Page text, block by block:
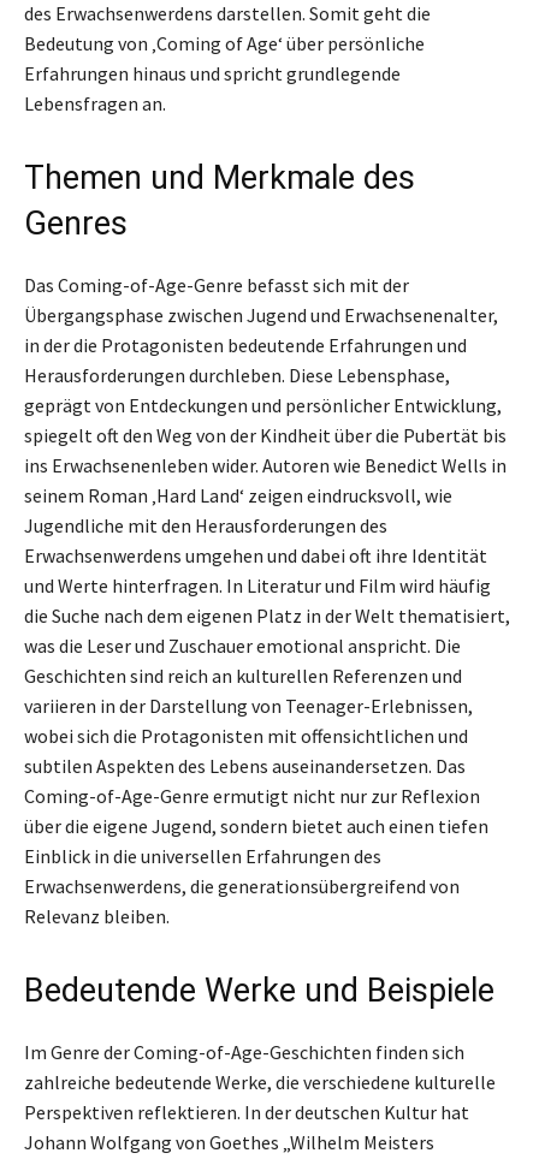
des Erwachsenwerdens darstellen. Somit geht die
Bedeutung von ‚Coming of Age‘ über persönliche
Erfahrungen hinaus und spricht grundlegende
Lebensfragen an.
Themen und Merkmale des
Genres
Das Coming-of-Age-Genre befasst sich mit der
Übergangsphase zwischen Jugend und Erwachsenenalter,
in der die Protagonisten bedeutende Erfahrungen und
Herausforderungen durchleben. Diese Lebensphase,
geprägt von Entdeckungen und persönlicher Entwicklung,
spiegelt oft den Weg von der Kindheit über die Pubertät bis
ins Erwachsenenleben wider. Autoren wie Benedict Wells in
seinem Roman ‚Hard Land‘ zeigen eindrucksvoll, wie
Jugendliche mit den Herausforderungen des
Erwachsenwerdens umgehen und dabei oft ihre Identität
und Werte hinterfragen. In Literatur und Film wird häufig
die Suche nach dem eigenen Platz in der Welt thematisiert,
was die Leser und Zuschauer emotional anspricht. Die
Geschichten sind reich an kulturellen Referenzen und
variieren in der Darstellung von Teenager-Erlebnissen,
wobei sich die Protagonisten mit offensichtlichen und
subtilen Aspekten des Lebens auseinandersetzen. Das
Coming-of-Age-Genre ermutigt nicht nur zur Reflexion
über die eigene Jugend, sondern bietet auch einen tiefen
Einblick in die universellen Erfahrungen des
Erwachsenwerdens, die generationsübergreifend von
Relevanz bleiben.
Bedeutende Werke und Beispiele
Im Genre der Coming-of-Age-Geschichten finden sich
zahlreiche bedeutende Werke, die verschiedene kulturelle
Perspektiven reflektieren. In der deutschen Kultur hat
Johann Wolfgang von Goethes „Wilhelm Meisters